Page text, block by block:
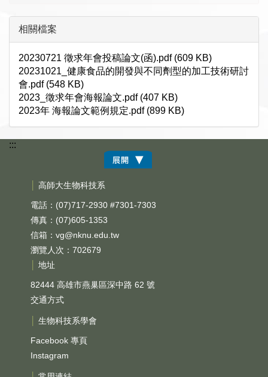
相關檔案
20230721 徵求年會投稿論文(函).pdf (609 KB)
20231021_健康食品的開發與不同劑型的加工技術研討
會.pdf (548 KB)
2023_徵求年會海報論文.pdf (407 KB)
2023年 海報論文範例規定.pdf (899 KB)
:::
高師大生物科技系
電話：(07)717-2930 #7301-7303
傳真：(07)605-1353
信箱： vg@nknu.edu.tw
瀏覽人次：702679
地址
82444 高雄市燕巢區深中路 62 號
交通方式
生物科技系學會
Facebook 專頁
Instagram